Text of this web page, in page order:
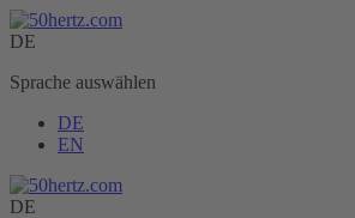
DE
Sprache auswählen
DE
EN
DE